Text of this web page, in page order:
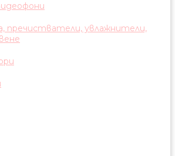
пречистватели, увлажнители,